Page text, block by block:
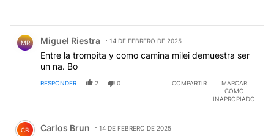
MR Miguel Riestra 14 DE FEBRERO DE 2025
Entre la trompita y como camina milei demuestra ser
un na. Bo
RESPONDER 2 0 COMPARTIR
MARCAR
COMO
INAPROPIADO
Comentario de Carlos Brun.
CB Carlos Brun 14 DE FEBRERO DE 2025